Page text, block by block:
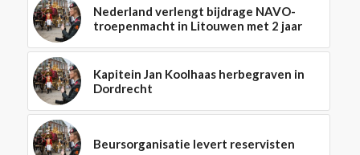
Nederland verlengt bijdrage NAVO-
troepenmacht in Litouwen met 2 jaar
Kapitein Jan Koolhaas herbegraven in
Dordrecht
Beursorganisatie levert reservisten